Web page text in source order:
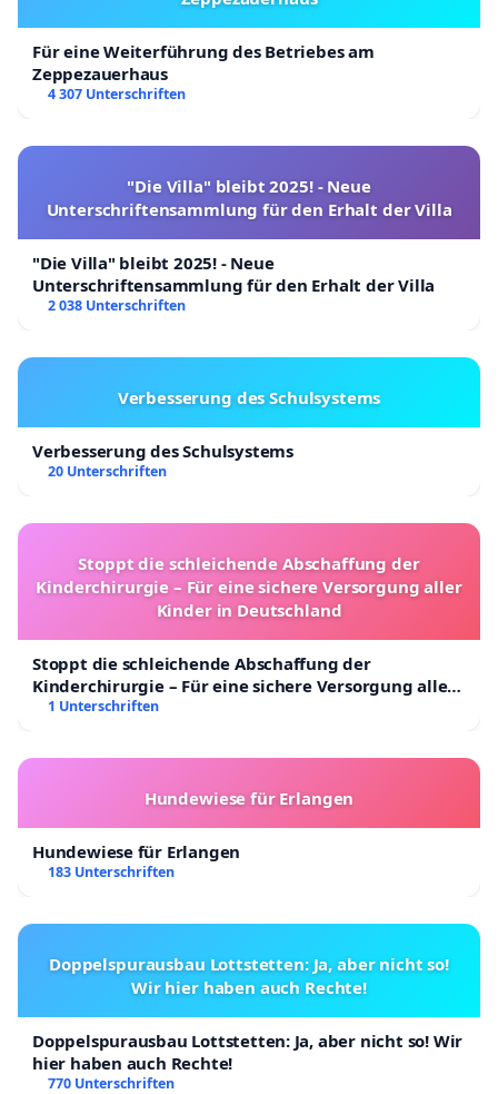
Für eine Weiterführung des Betriebes am
Zeppezauerhaus
4 307 Unterschriften
"Die Villa" bleibt 2025! - Neue
Unterschriftensammlung für den Erhalt der Villa
"Die Villa" bleibt 2025! - Neue
Unterschriftensammlung für den Erhalt der Villa
2 038 Unterschriften
Verbesserung des Schulsystems
Verbesserung des Schulsystems
20 Unterschriften
Stoppt die schleichende Abschaffung der
Kinderchirurgie – Für eine sichere Versorgung aller
Kinder in Deutschland
Stoppt die schleichende Abschaffung der
Kinderchirurgie – Für eine sichere Versorgung aller
Kinder in Deutschland
1 Unterschriften
Hundewiese für Erlangen
Hundewiese für Erlangen
183 Unterschriften
Doppelspurausbau Lottstetten: Ja, aber nicht so!
Wir hier haben auch Rechte!
Doppelspurausbau Lottstetten: Ja, aber nicht so! Wir
hier haben auch Rechte!
770 Unterschriften